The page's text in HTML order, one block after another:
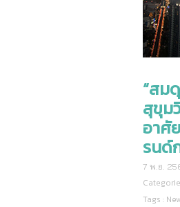
“สม
สุขุม
อาศั
รนด์
7 พ.ย.
Tags :